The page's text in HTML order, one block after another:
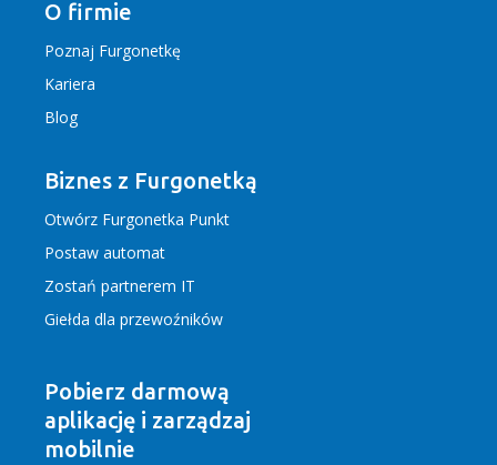
O firmie
Poznaj Furgonetkę
Kariera
Blog
Biznes z Furgonetką
Otwórz Furgonetka Punkt
Postaw automat
Zostań partnerem IT
Giełda dla przewoźników
Pobierz darmową
aplikację i zarządzaj
mobilnie